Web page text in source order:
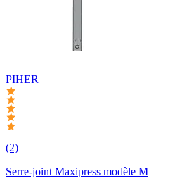
PIHER
(2)
Serre-joint Maxipress modèle M